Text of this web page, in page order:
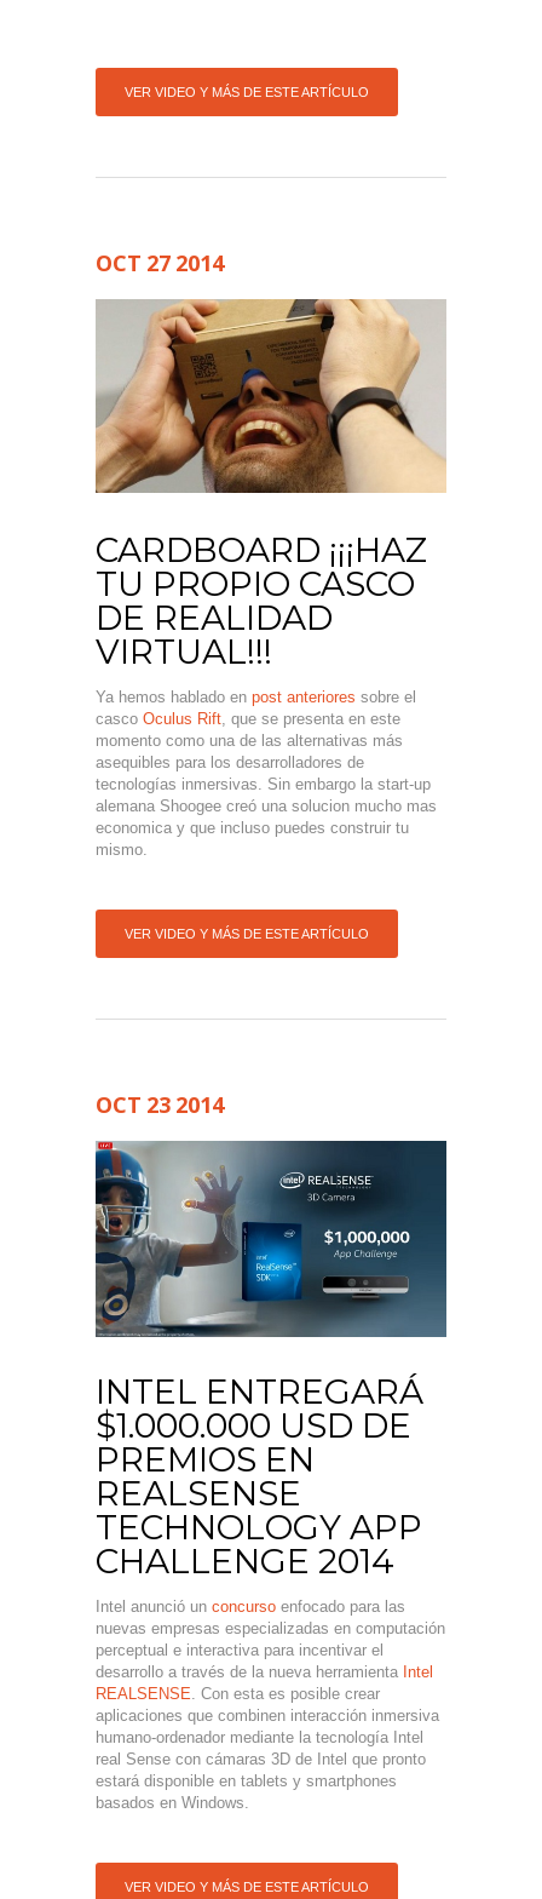
VER VIDEO Y MÁS DE ESTE ARTÍCULO
OCT 27 2014
CARDBOARD ¡¡¡HAZ
TU PROPIO CASCO
DE REALIDAD
VIRTUAL!!!
Ya hemos hablado en post anteriores sobre el
casco Oculus Rift, que se presenta en este
momento como una de las alternativas más
asequibles para los desarrolladores de
tecnologías inmersivas. Sin embargo la start-up
alemana Shoogee creó una solucion mucho mas
economica y que incluso puedes construir tu
mismo.
VER VIDEO Y MÁS DE ESTE ARTÍCULO
OCT 23 2014
INTEL ENTREGARÁ
$1.000.000 USD DE
PREMIOS EN
REALSENSE
TECHNOLOGY APP
CHALLENGE 2014
Intel anunció un concurso enfocado para las
nuevas empresas especializadas en computación
perceptual e interactiva para incentivar el
desarrollo a través de la nueva herramienta Intel
REALSENSE. Con esta es posible crear
aplicaciones que combinen interacción inmersiva
humano-ordenador mediante la tecnología Intel
real Sense con cámaras 3D de Intel que pronto
estará disponible en tablets y smartphones
basados ​​en Windows.
VER VIDEO Y MÁS DE ESTE ARTÍCULO